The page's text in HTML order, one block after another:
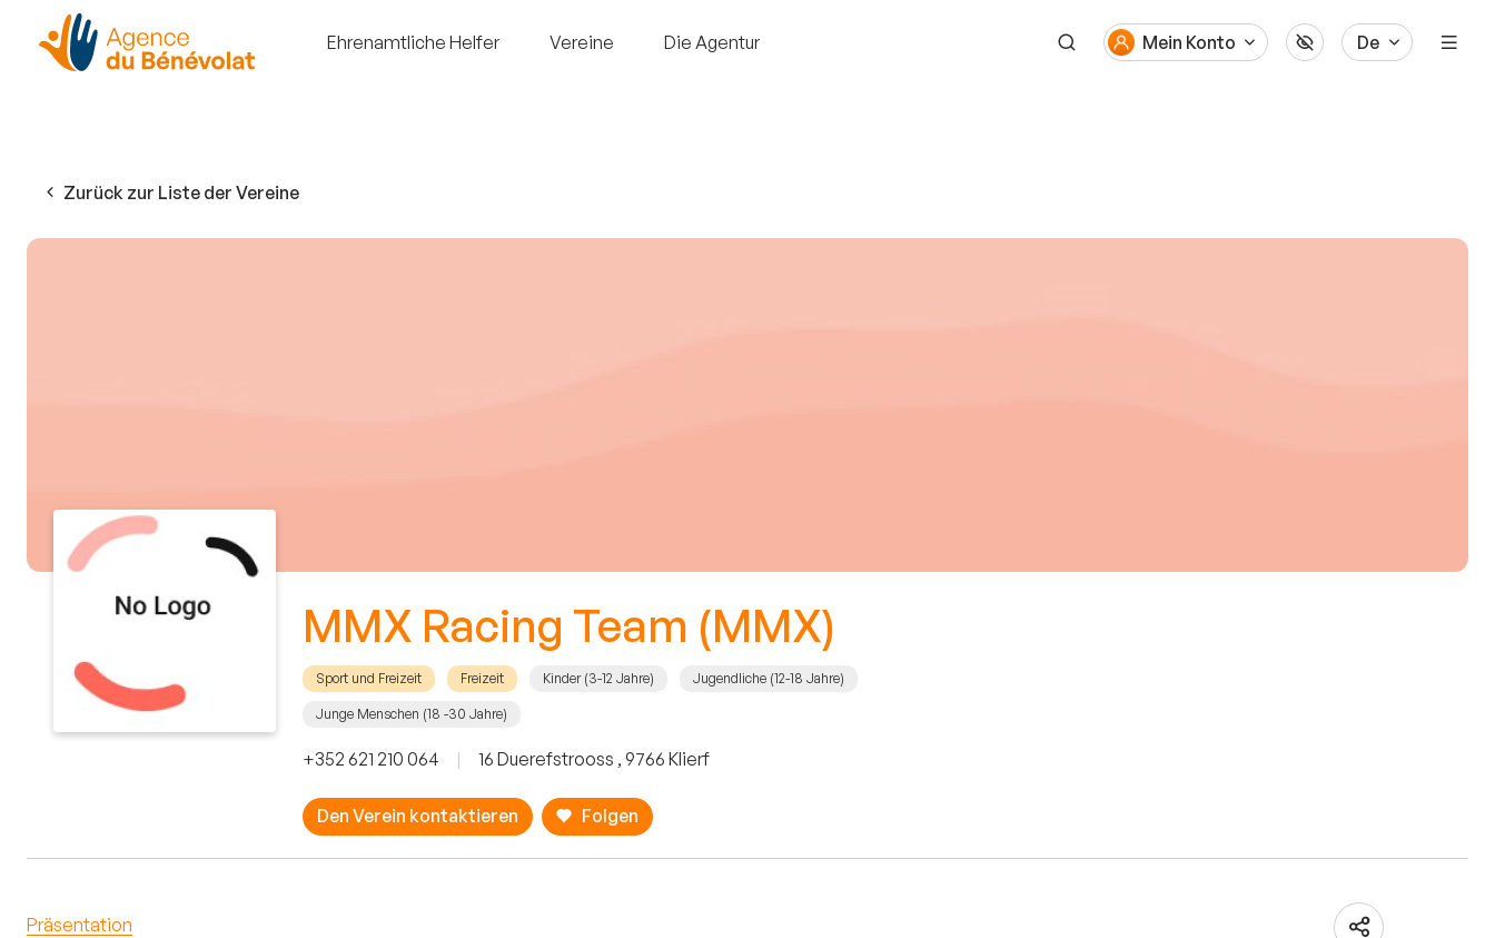
Ehrenamtliche Helfer Vereine Die Agentur Mein Konto De
Zurück zur Liste der Vereine
MMX Racing Team (MMX)
Sport und Freizeit Freizeit Kinder (3-12 Jahre) Jugendliche (12-18 Jahre)
Junge Menschen (18 -30 Jahre)
+352 621 210 064 | 16 Duerefstrooss , 9766 Klierf
Den Verein kontaktieren Folgen
Präsentation